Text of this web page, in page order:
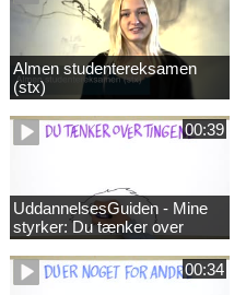
Almen studentereksamen
(stx)
00:39
UddannelsesGuiden - Mine
styrker: Du tænker over
tingene
00:34